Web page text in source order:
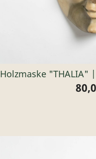
Holzmaske "THALIA"
Preis